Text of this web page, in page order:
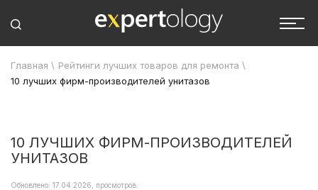
Главная \ Рейтинги лучших товаров для ремонта \
10 лучших фирм-производителей унитазов
10 ЛУЧШИХ ФИРМ-ПРОИЗВОДИТЕЛЕЙ
УНИТАЗОВ
Обновлено: 17.04.2026, просмотров: